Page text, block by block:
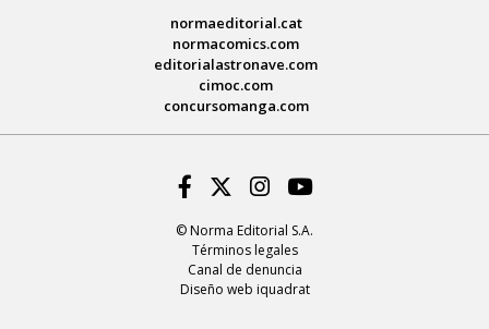
normaeditorial.cat
normacomics.com
editorialastronave.com
cimoc.com
concursomanga.com
© Norma Editorial S.A.
Términos legales
Canal de denuncia
Diseño web iquadrat
Facebook
Twitter
Instagram
Youtube